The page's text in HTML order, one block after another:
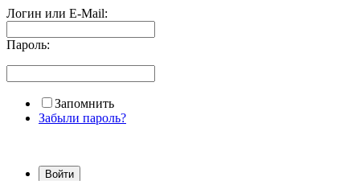
Логин или E-Mail:
Пароль:
Запомнить
Забыли пароль?
Войти